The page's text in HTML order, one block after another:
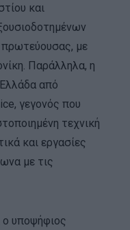
και
πρωτεύουσας, με
Παράλληλα, η
Ελλάδα από
γεγονός που
τεχνική
και εργασίες
με τις
ο υποψήφιος